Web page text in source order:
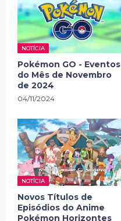
NOTÍCIA
Pokémon GO - Eventos
do Mês de Novembro
de 2024
04/11/2024
NOTÍCIA
Novos Títulos de
Episódios do Anime
Pokémon Horizontes